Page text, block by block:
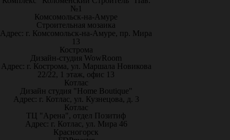
№1
Комсомольск-на-Амуре
Строительная мозаика
Адрес: г. Комсомольск-на-Амуре, пр. Мира
13
Кострома
Дизайн-студия WowRoom
Адрес: г. Кострома, ул. Маршала Новикова
22/22, 1 этаж, офис 13
Котлас
Дизайн студия "Home Boutique"
Адрес: г. Котлас, ул. Кузнецова, д. 3
Котлас
ТЦ "Арена", отдел Позитиф
Адрес: г. Котлас, ул. Мира 46
Красногорск